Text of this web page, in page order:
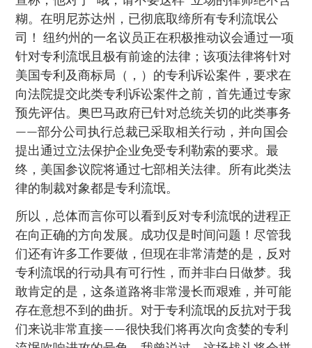
糊。在明尼苏达州，已彻底取缔所有专利流氓公
司！ 纽约州的一名议员正在积极推动议会通过一项
针对专利流氓且极有前途的法律；该项法律将针对
美国专利及商标局（，）的专利诉讼案件，要求在
向法院提交此类专利诉讼案件之前，首先通过专家
预先评估。奥巴马政府已针对总统关切的此类事务
——部分公司执行总裁已采取相关行动，并向国会
提出通过立法保护企业免受专利勒索的要求。最
终，美国参议院将通过七部相关法律。所有此类法
律的制裁对象都是专利流氓。
所以，总体而言你可以看到反对专利流氓的进程正
在向正确的方向发展。成功仅是时间问题！尽管我
们还有许多工作要做，但现在非常清楚的是，反对
专利流氓的行动具有可行性，而并非白日做梦。我
敢肯定的是，这条道路将非常漫长而艰难，并可能
存在意想不到的曲折。对于专利流氓的反抗对于我
们来说非常直接——很快我们将再次向贪婪的专利